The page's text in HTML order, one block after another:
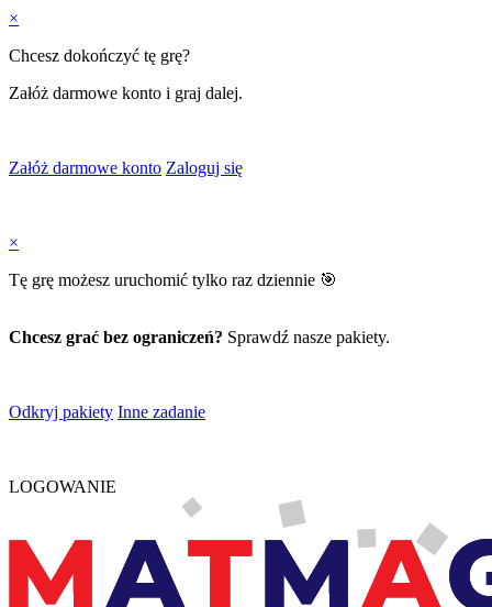
×
Chcesz dokończyć tę grę?
Załóż darmowe konto i graj dalej.
Załóż darmowe konto Zaloguj się
×
Tę grę możesz uruchomić tylko raz dziennie 🎯
Chcesz grać bez ograniczeń? Sprawdź nasze pakiety.
Odkryj pakiety Inne zadanie
LOGOWANIE